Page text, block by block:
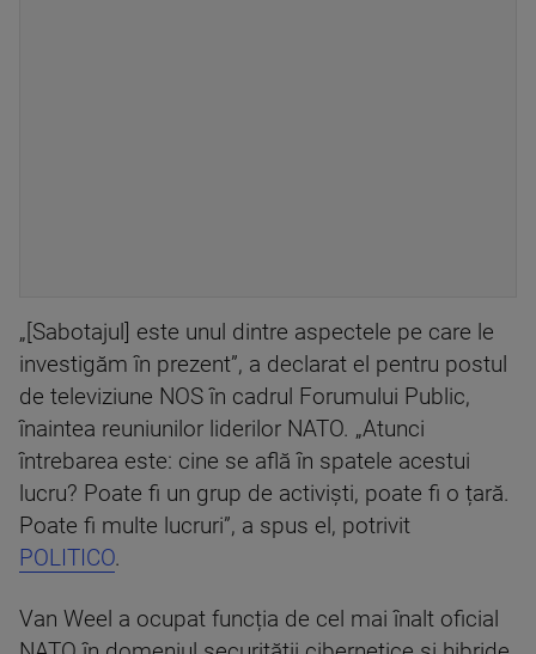
„[Sabotajul] este unul dintre aspectele pe care le
investigăm în prezent”, a declarat el pentru postul
de televiziune NOS în cadrul Forumului Public,
înaintea reuniunilor liderilor NATO. „Atunci
întrebarea este: cine se află în spatele acestui
lucru? Poate fi un grup de activiști, poate fi o țară.
Poate fi multe lucruri”, a spus el, potrivit
POLITICO.
Van Weel a ocupat funcția de cel mai înalt oficial